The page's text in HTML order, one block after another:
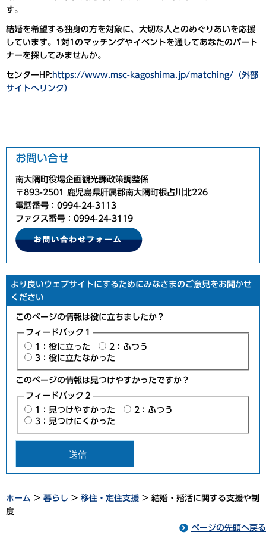
す。
結婚を希望する独身の方を対象に、大切な人とのめぐりあいを応援
しています。1対1のマッチングやイベントを通してあなたのパート
ナーを探してみませんか。
センターHP: https://www.msc-kagoshima.jp/matching/（外部
サイトへリンク）
お問い合せ
南大隅町役場企画観光課政策調整係
〒893-2501 鹿児島県肝属郡南大隅町根占川北226
電話番号：0994-24-3113
ファクス番号：0994-24-3119
より良いウェブサイトにするためにみなさまのご意見をお聞かせ
ください
このページの情報は役に立ちましたか？
フィードバック１
1：役に立った
2：ふつう
3：役に立たなかった
このページの情報は見つけやすかったですか？
フィードバック２
1：見つけやすかった
2：ふつう
3：見つけにくかった
ホーム > 暮らし > 移住・定住支援 > 結婚・婚活に関する支援や制
度
ページの先頭へ戻る